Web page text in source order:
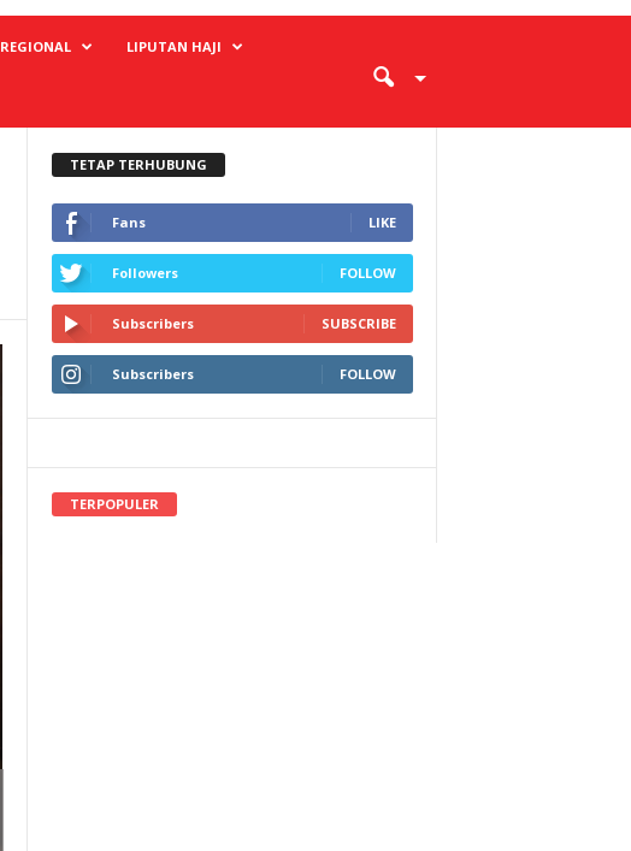
REGIONAL LIPUTAN HAJI
TETAP TERHUBUNG
Fans LIKE
Followers FOLLOW
Subscribers SUBSCRIBE
Subscribers FOLLOW